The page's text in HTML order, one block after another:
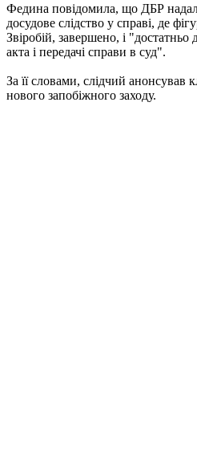
Федина повідомила, що ДБР
досудове слідство у справі, де
Звіробій, завершено, і "достатньо
акта і передачі справи в суд".
За її словами, слідчий анонсував
нового запобіжного заходу.